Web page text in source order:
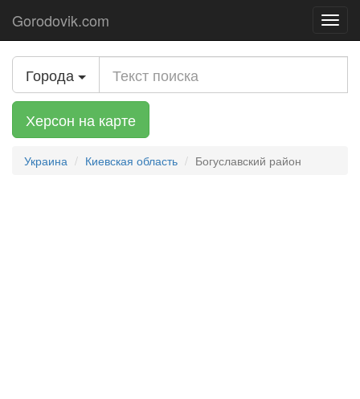
Gorodovik.com
Города
Херсон на карте
Украина Киевская область Богуславский район